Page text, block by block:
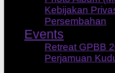
Kebijakan
Persembahan
Events
Retreat GPBB
Perjamuan